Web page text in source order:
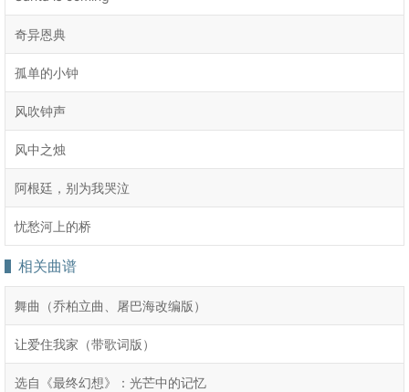
奇异恩典
孤单的小钟
风吹钟声
风中之烛
阿根廷，别为我哭泣
忧愁河上的桥
相关曲谱
舞曲（乔柏立曲、屠巴海改编版）
让爱住我家（带歌词版）
选自《最终幻想》：光芒中的记忆